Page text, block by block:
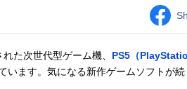
た次世代型ゲーム機、 PS5（
います。気になる新作ゲームソフトが続